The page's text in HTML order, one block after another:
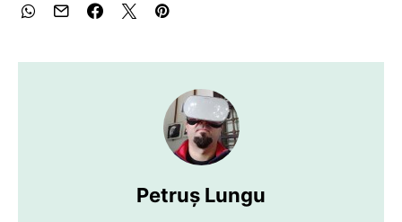
Petruș Lungu